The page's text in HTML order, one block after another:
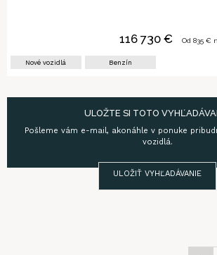
Nové vozidlá Benzín
116 730€ Od 835€
ULOŽTE SI TOTO
Pošleme vám e-mail, akonáhle v ponuke
vozidlá.
ULOŽIŤ VYHĽADÁVANIE